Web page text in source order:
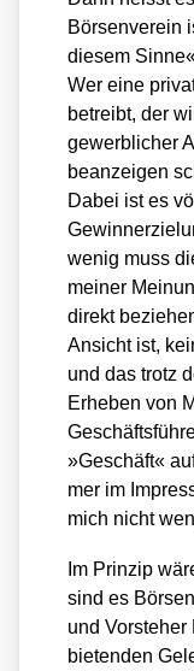
Bör­sen­ver­ein
die­sem
Wer eine
betreibt, der
gewerb­li­cher
be­an­zei­gen
Dabei ist es
wenig muss
mei­ner
direkt
Ansicht ist,
und das trotz
Erhe­ben von
»Geschäft«
mer im
mich nicht
Im Prin­zip
sind es
und Vor­ste­her
bie­ten­den